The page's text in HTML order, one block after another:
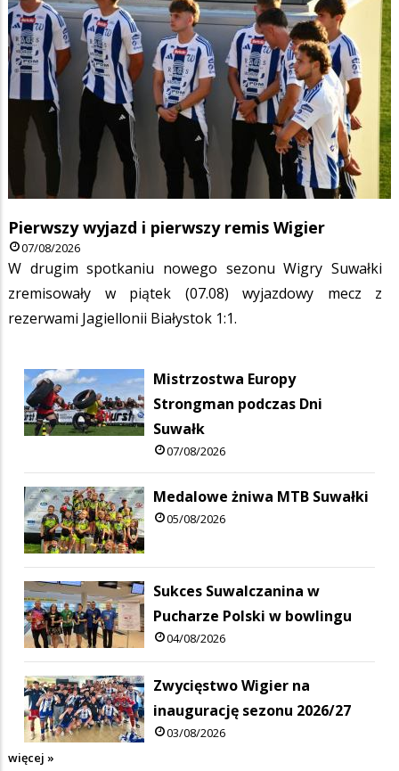
Pierwszy wyjazd i pierwszy remis Wigier
07/08/2026
W drugim spotkaniu nowego sezonu Wigry Suwałki
zremisowały w piątek (07.08) wyjazdowy mecz z
rezerwami Jagiellonii Białystok 1:1.
Mistrzostwa Europy
Strongman podczas Dni
Suwałk
07/08/2026
Medalowe żniwa MTB Suwałki
05/08/2026
Sukces Suwalczanina w
Pucharze Polski w bowlingu
04/08/2026
Zwycięstwo Wigier na
inaugurację sezonu 2026/27
03/08/2026
więcej »